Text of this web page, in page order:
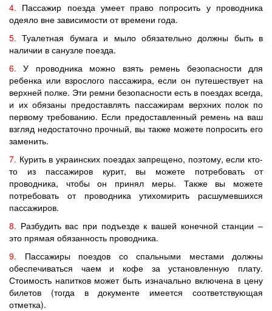
4. Пассажир поезда умеет право попросить у проводника
одеяло вне зависимости от времени года.
5.Туалетная бумага и мыло обязательно должны быть в
наличии в санузле поезда.
6. У проводника можно взять ремень безопасности для
ребенка или взрослого пассажира, если он путешествует на
верхней полке. Эти ремни безопасности есть в поездах всегда,
и их обязаны предоставлять пассажирам верхних полок по
первому требованию. Если предоставленный ремень на ваш
взгляд недостаточно прочный, вы также можете попросить его
заменить.
7. Курить в украинских поездах запрещено, поэтому, если кто-
то из пассажиров курит, вы можете потребовать от
проводника, чтобы он принял меры. Также вы можете
потребовать от проводника утихомирить расшумевшихся
пассажиров.
8. Разбудить вас при подъезде к вашей конечной станции –
это прямая обязанность проводника.
9. Пассажиры поездов со спальными местами должны
обеспечиваться чаем и кофе за установленную плату.
Стоимость напитков может быть изначально включена в цену
билетов (тогда в документе имеется соответствующая
отметка).